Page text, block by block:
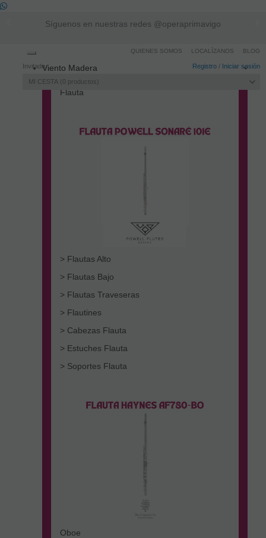
Síguenos en nuestras redes @operaprimavigo
Invitado Registro / Iniciar sesión
MI CESTA 0 productos
QUIENES SOMOS LOCALÍZANOS BLOG
navigation
Viento Madera
Flauta
> Flautas Alto
> Flautas Bajo
> Flautas Traveseras
> Flautines
> Cabezas Flauta
> Estuches Flauta
> Soportes Flauta
Oboe